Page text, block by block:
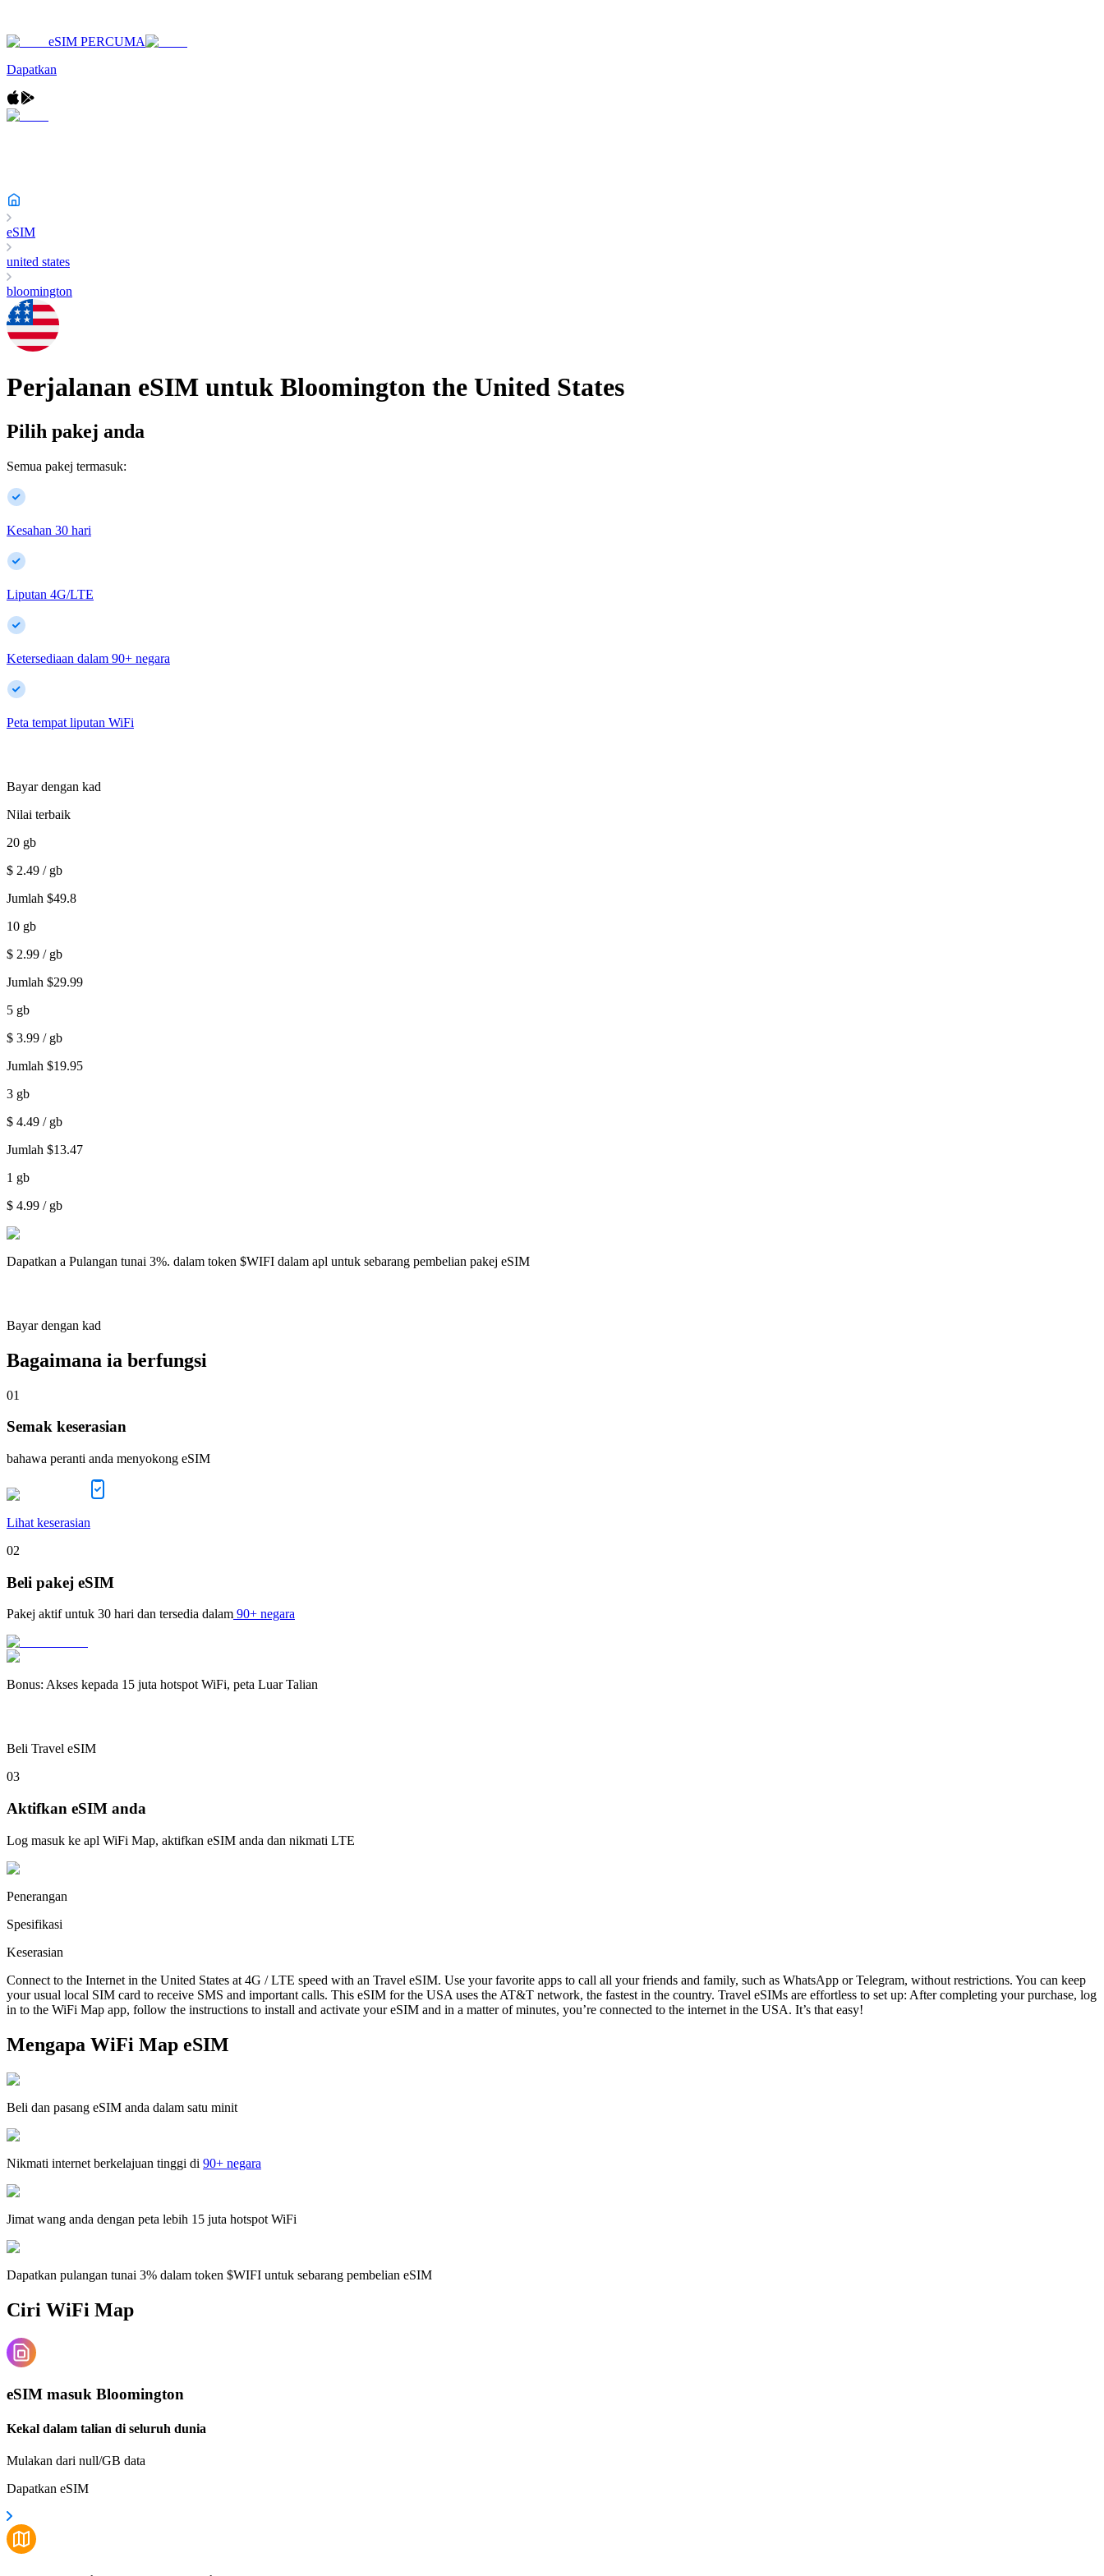
eSIM PERCUMA
Dapatkan
eSIM
united states
bloomington
Perjalanan eSIM untuk Bloomington the United States
Pilih pakej anda
Semua pakej termasuk:
Kesahan 30 hari
Liputan 4G/LTE
Ketersediaan dalam 90+ negara
Peta tempat liputan WiFi
Bayar dengan kad
Nilai terbaik
20 gb
$ 2.49 / gb
Jumlah $49.8
10 gb
$ 2.99 / gb
Jumlah $29.99
5 gb
$ 3.99 / gb
Jumlah $19.95
3 gb
$ 4.49 / gb
Jumlah $13.47
1 gb
$ 4.99 / gb
Dapatkan a Pulangan tunai 3%. dalam token $WIFI dalam apl untuk sebarang pembelian pakej eSIM
Bayar dengan kad
Bagaimana ia berfungsi
01
Semak keserasian
bahawa peranti anda menyokong eSIM
Lihat keserasian
02
Beli pakej eSIM
Pakej aktif untuk 30 hari dan tersedia dalam 90+ negara
Bonus: Akses kepada 15 juta hotspot WiFi, peta Luar Talian
Beli Travel eSIM
03
Aktifkan eSIM anda
Log masuk ke apl WiFi Map, aktifkan eSIM anda dan nikmati LTE
Penerangan
Spesifikasi
Keserasian
Connect to the Internet in the United States at 4G / LTE speed with an Travel eSIM. Use your favorite apps to call all your friends and family, such as WhatsApp or Telegram, without restrictions. You can keep
your usual local SIM card to receive SMS and important calls. This eSIM for the USA uses the AT&T network, the fastest in the country. Travel eSIMs are effortless to set up: After completing your purchase, log
in to the WiFi Map app, follow the instructions to install and activate your eSIM and in a matter of minutes, you’re connected to the internet in the USA. It’s that easy!
Mengapa WiFi Map eSIM
Beli dan pasang eSIM anda dalam satu minit
Nikmati internet berkelajuan tinggi di 90+ negara
Jimat wang anda dengan peta lebih 15 juta hotspot WiFi
Dapatkan pulangan tunai 3% dalam token $WIFI untuk sebarang pembelian eSIM
Ciri WiFi Map
eSIM masuk Bloomington
Kekal dalam talian di seluruh dunia
Mulakan dari null/GB data
Dapatkan eSIM